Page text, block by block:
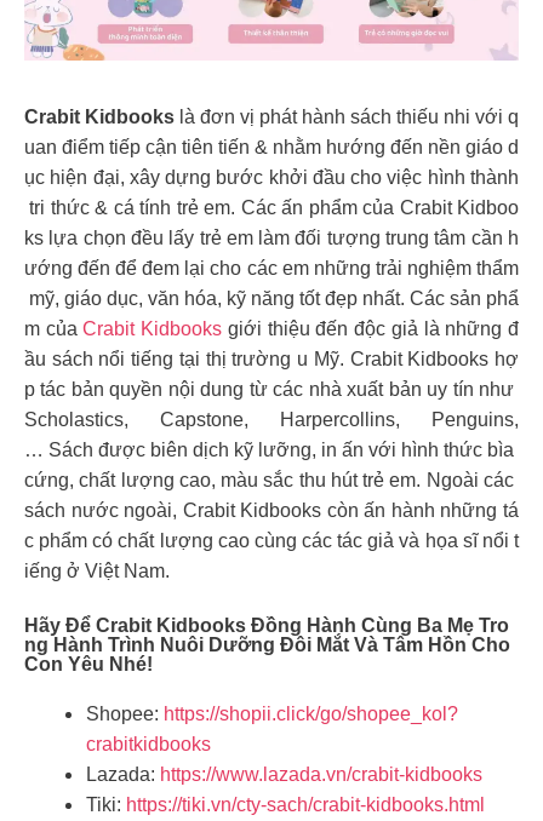
Crabit Kidbooks là đơn vị phát hành sách thiếu nhi với q
uan điểm tiếp cận tiên tiến & nhằm hướng đến nền giáo d
ục hiện đại, xây dựng bước khởi đầu cho việc hình thành
tri thức & cá tính trẻ em. Các ấn phẩm của Crabit Kidboo
ks lựa chọn đều lấy trẻ em làm đối tượng trung tâm cần h
ướng đến để đem lại cho các em những trải nghiệm thẩm
mỹ, giáo dục, văn hóa, kỹ năng tốt đẹp nhất. Các sản phẩ
m củaCrabit Kidbooks giới thiệu đến độc giả là những đ
ầu sách nổi tiếng tại thị trường u Mỹ. Crabit Kidbooks hợ
p tác bản quyền nội dung từ các nhà xuất bản uy tín như
Scholastics, Capstone, Harpercollins, Penguins,
… Sách được biên dịch kỹ lưỡng, in ấn với hình thức bìa
cứng, chất lượng cao, màu sắc thu hút trẻ em. Ngoài các
sách nước ngoài, Crabit Kidbooks còn ấn hành những tá
c phẩm có chất lượng cao cùng các tác giả và họa sĩ nổi t
iếng ở Việt Nam.
Hãy Để Crabit Kidbooks Đồng Hành Cùng Ba Mẹ Tro
Ng Hành Trình Nuôi Dưỡng Đôi Mắt Và Tâm Hồn Cho
Con Yêu Nhé!
Shopee: https://shopii.click/go/shopee_kol?
crabitkidbooks
Lazada: https://www.lazada.vn/crabit-kidbooks
Tiki: https://tiki.vn/cty-sach/crabit-kidbooks.html